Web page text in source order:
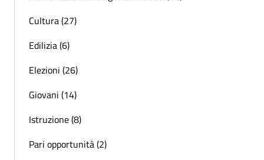
Cultura (27)
Edilizia (6)
Elezioni (26)
Giovani (14)
Istruzione (8)
Pari opportunità (2)